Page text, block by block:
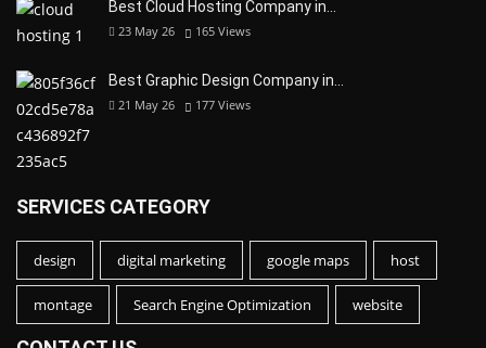
Best Cloud Hosting Company in…
23 May 26 165 Views
Best Graphic Design Company in…
21 May 26 177 Views
SERVICES CATEGORY
design digital marketing google maps host
montage Search Engine Optimization website